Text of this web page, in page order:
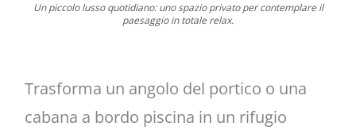
Un piccolo lusso quotidiano: uno spazio privato per contemplare il
paesaggio in totale relax.
Trasforma un angolo del portico o una
cabana a bordo piscina in un rifugio